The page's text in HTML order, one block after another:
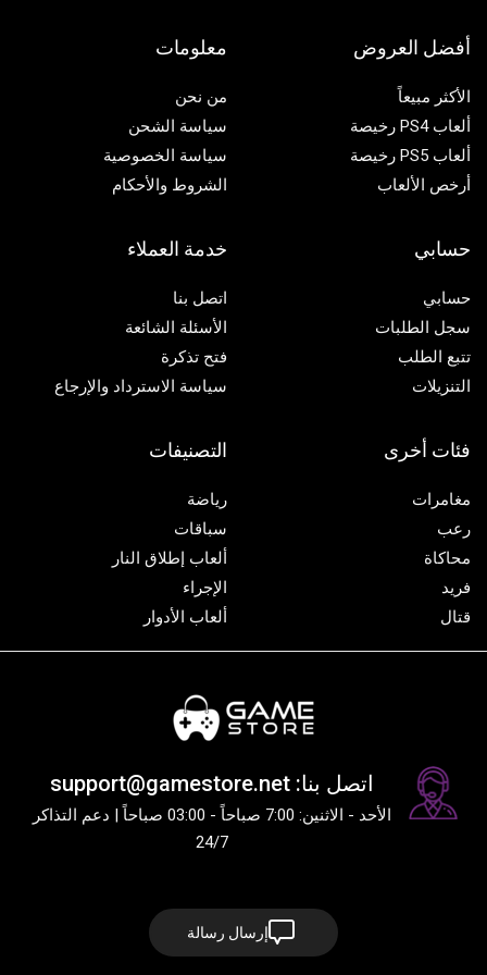
معلومات
من نحن
سياسة الشحن
سياسة الخصوصية
الشروط والأحكام
أفضل العروض
الأكثر مبيعاً
ألعاب PS4 رخيصة
ألعاب PS5 رخيصة
أرخص الألعاب
خدمة العملاء
اتصل بنا
الأسئلة الشائعة
فتح تذكرة
سياسة الاسترداد والإرجاع
حسابي
حسابي
سجل الطلبات
تتبع الطلب
التنزيلات
التصنيفات
رياضة
سباقات
ألعاب إطلاق النار
الإجراء
ألعاب الأدوار
فئات أخرى
مغامرات
رعب
محاكاة
فريد
قتال
اتصل بنا: support@gamestore.net
الأحد - الاثنين: 7:00 صباحاً - 03:00 صباحاً | دعم التذاكر
24/7
إرسال رسالة